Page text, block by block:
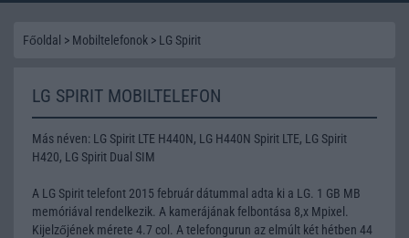
Főoldal > Mobiltelefonok > LG Spirit
LG SPIRIT MOBILTELEFON
Más néven: LG Spirit LTE H440N, LG H440N Spirit LTE, LG Spirit
H420, LG Spirit Dual SIM
A LG Spirit telefont 2015 február dátummal adta ki a LG. 1 GB MB
memóriával rendelkezik. A kamerájának felbontása 8,x Mpixel.
Kijelzőjének mérete 4.7 col. A telefongurun az elmúlt két hétben 44